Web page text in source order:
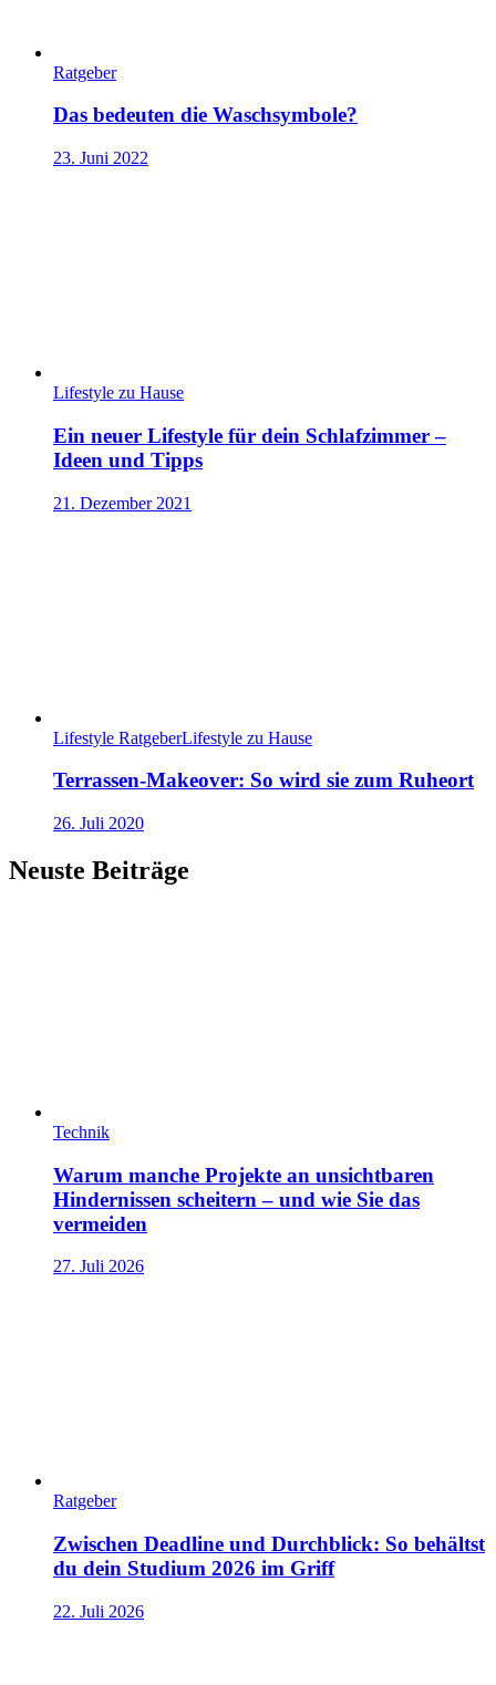
Ratgeber
Das bedeuten die Waschsymbole?
23. Juni 2022
Lifestyle zu Hause
Ein neuer Lifestyle für dein Schlafzimmer –
Ideen und Tipps
21. Dezember 2021
Lifestyle RatgeberLifestyle zu Hause
Terrassen-Makeover: So wird sie zum Ruheort
26. Juli 2020
Neuste Beiträge
Technik
Warum manche Projekte an unsichtbaren
Hindernissen scheitern – und wie Sie das
vermeiden
27. Juli 2026
Ratgeber
Zwischen Deadline und Durchblick: So behältst
du dein Studium 2026 im Griff
22. Juli 2026